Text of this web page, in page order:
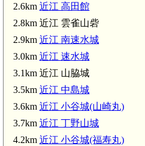
2.6km 近江 高田館
2.8km 近江 雲雀山砦
2.9km 近江 南速水城
3.0km 近江 速水城
3.1km 近江 山脇城
3.5km 近江 中島城
3.6km 近江 小谷城(山崎丸)
3.7km 近江 丁野山城
4.2km 近江 小谷城(福寿丸)